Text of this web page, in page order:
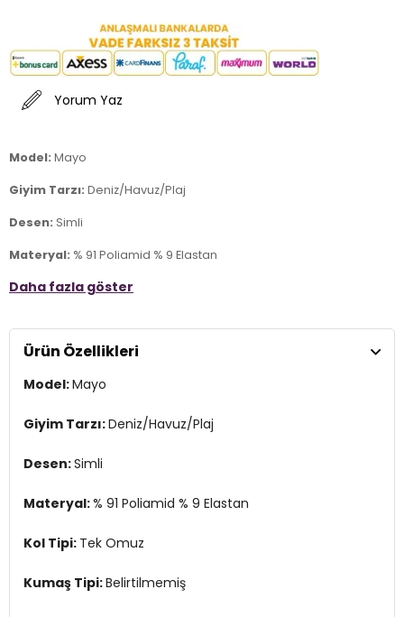
Yorum Yaz
Model: Mayo
Giyim Tarzı: Deniz/Havuz/Plaj
Desen: Simli
Materyal: % 91 Poliamid % 9 Elastan
Kol Tipi:Tek Omuz
Yaş Grubu:Çocuk
Menşei:Türkiye
Detaylar:UV korumalı, Aşınma ve yıpranmalara karşı dayanıklı,
Nem emilimi yüksektir ve çabuk kuruma özelliği
Daha fazla göster
Ürün Özellikleri
Model:Mayo
Giyim Tarzı:Deniz/Havuz/Plaj
Desen:Simli
Materyal:% 91 Poliamid % 9 Elastan
Kol Tipi: Tek Omuz
Kumaş Tipi:Belirtilmemiş